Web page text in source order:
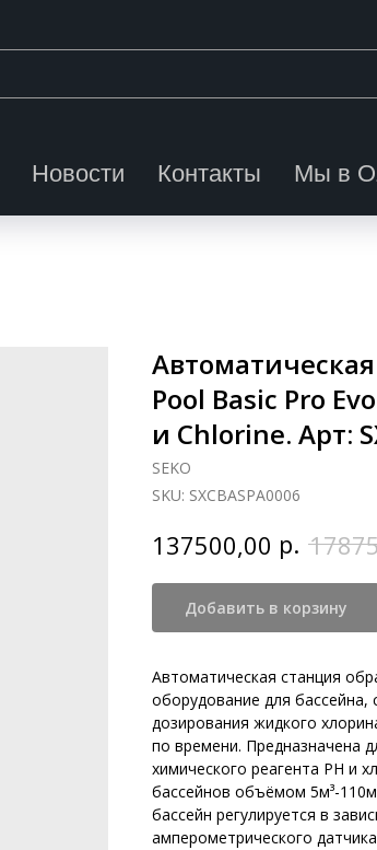
Новости Контакты Мы в
Pool Basic Pro
и Chlorine. Арт:
SEKO
SKU: SXCBASPA0006
137500,00 р.
Добавить в корзину
Автоматическая станция
оборудование для бассейна,
дозирования жидкого
по времени. Предназначена
химического реагента PH и
бассейнов объёмом 5м³-
бассейн регулируется в
амперометрического